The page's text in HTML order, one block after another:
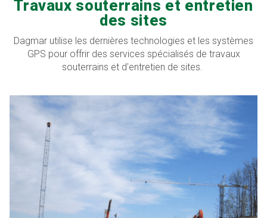
Travaux souterrains et entretien
des sites
Dagmar utilise les dernières technologies et les systèmes
GPS pour offrir des services spécialisés de travaux
souterrains et d'entretien de sites.